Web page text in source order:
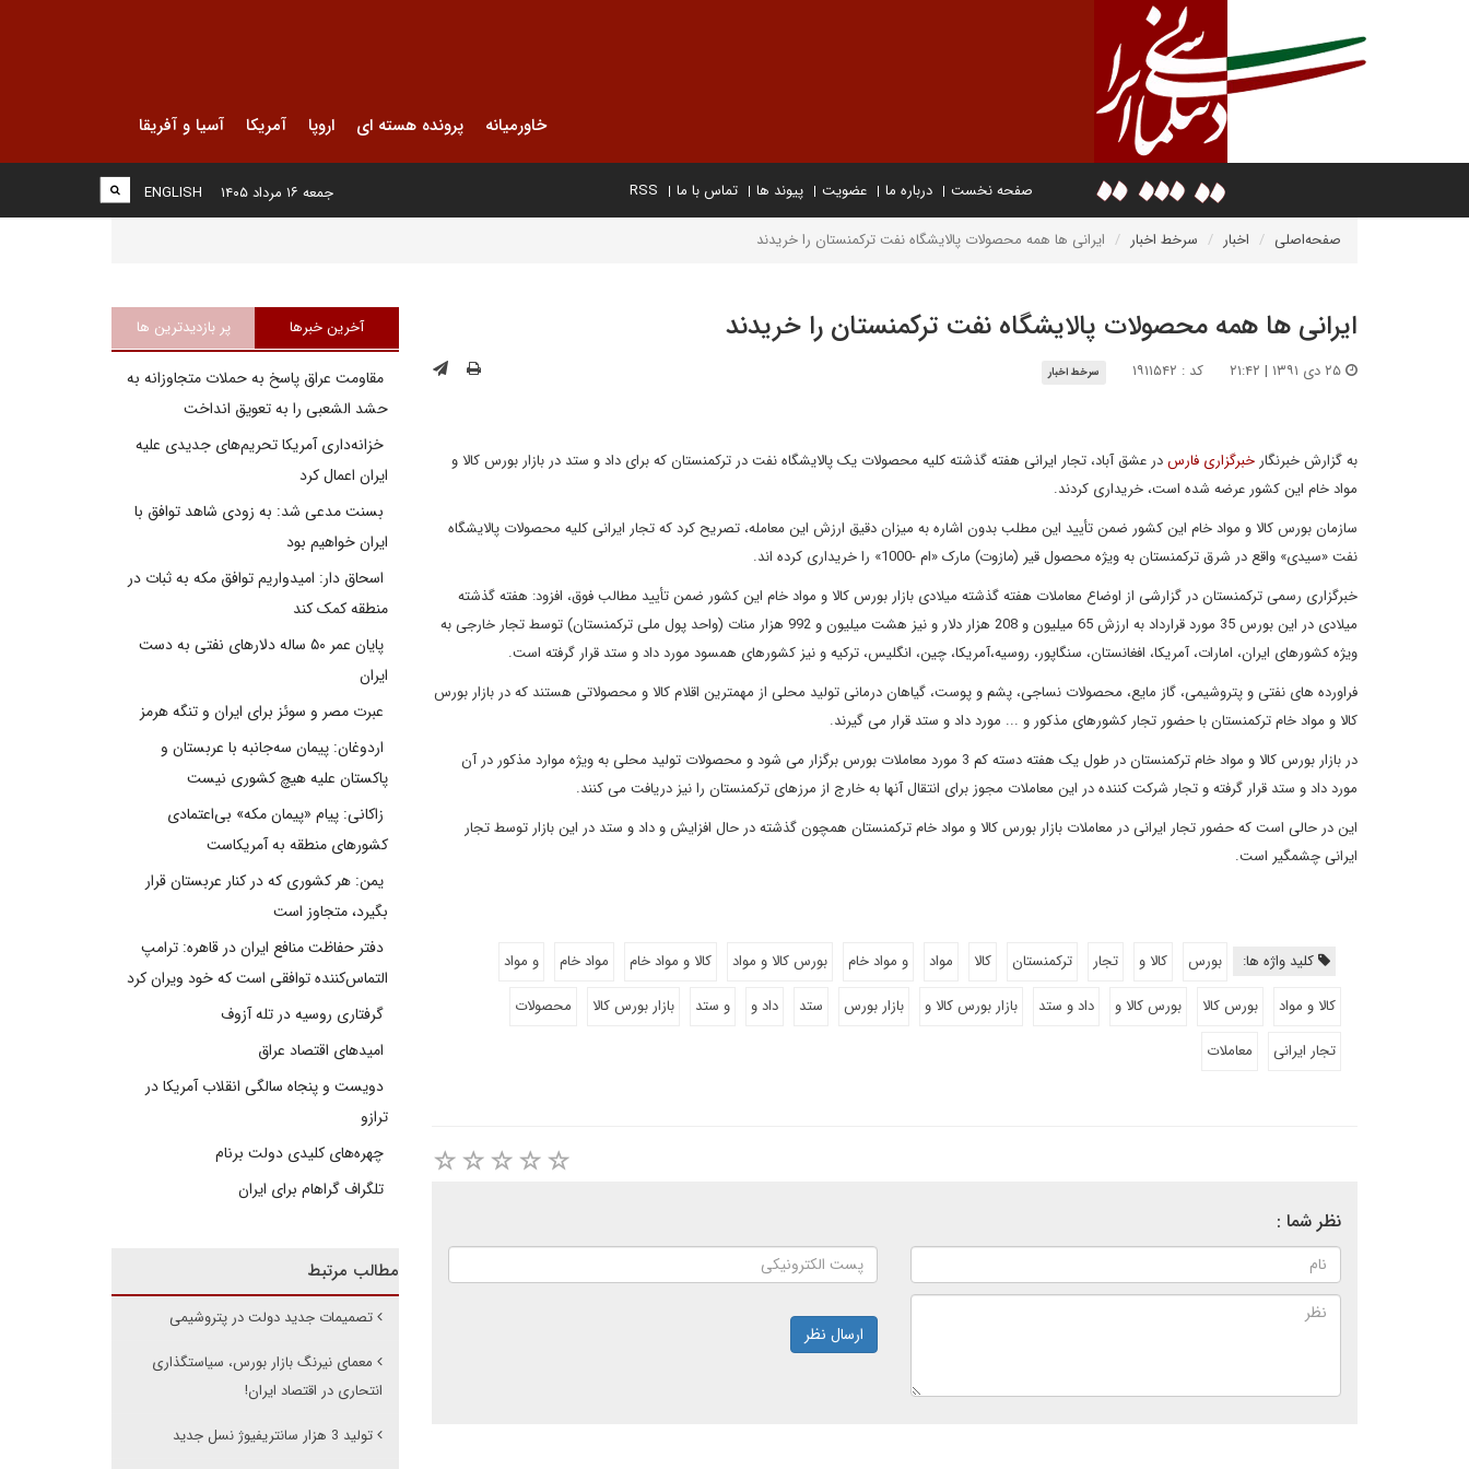
خاورمیانه پرونده هسته ای اروپا آمریکا آسیا و آفریقا
صفحه نخست درباره ما عضویت پیوند ها تماس با ما RSS
ENGLISH جمعه ۱۶ مرداد ۱۴۰۵
صفحه‌اصلی اخبار سرخط اخبار ایرانی ها همه محصولات پالایشگاه نفت ترکمنستان را خریدند
ایرانی ها همه محصولات پالایشگاه نفت ترکمنستان را خریدند
کد : ۱۹۱۱۵۴۲ سرخط اخبار
به گزارش خبرنگار خبرگزاری فارسدر عشق‏ آباد، تجار ایرانی هفته گذشته کلیه محصولات یک پالایشگاه نفت در ترکمنستان که برای داد و ستد در بازار بورس کالا و
مواد خام این کشور عرضه شده ‏است، خریداری کردند.
سازمان بورس کالا و مواد خام این کشور ضمن تأیید این مطلب بدون اشاره به میزان دقیق ارزش این معامله، تصریح کرد که تجار ایرانی کلیه محصولات پالایشگاه
نفت «سیدی» واقع در شرق ترکمنستان به ویژه محصول قیر (مازوت) مارک «ام -1000» را خریداری کرده‏ اند.
خبرگزاری رسمی ترکمنستان در گزارشی از اوضاع معاملات هفته گذشته میلادی بازار بورس کالا و مواد خام این کشور ضمن تأیید مطالب فوق، افزود: هفته گذشته
میلادی در این بورس 35 مورد قرارداد به ارزش 65 میلیون و 208 هزار دلار و نیز هشت میلیون و 992 هزار منات (واحد پول ملی ترکمنستان) توسط تجار خارجی به
ویژه کشورهای ایران، امارات، آمریکا، افغانستان، سنگاپور، روسیه،آمریکا، چین، انگلیس، ترکیه و نیز کشورهای همسود مورد داد و ستد قرار گرفته‏ است.
فراورده‏ های نفتی و پتروشیمی، گاز مایع، محصولات نساجی، پشم و پوست، گیاهان درمانی تولید محلی از مهمترین اقلام کالا و محصولاتی هستند که در بازار بورس
کالا و مواد خام ترکمنستان با حضور تجار کشورهای مذکور و ... مورد داد و ستد قرار می‏ گیرند.
در بازار بورس کالا و مواد خام ترکمنستان در طول یک هفته دسته کم 3 مورد معاملات بورس برگزار می شود و محصولات تولید محلی به ویژه موارد مذکور در آن
مورد داد و ستد قرار گرفته و تجار شرکت کننده در این معاملات مجوز برای انتقال آنها به خارج از مرزهای ترکمنستان را نیز دریافت می‏ کنند.
این در حالی است که حضور تجار ایرانی در معاملات بازار بورس کالا و مواد خام ترکمنستان همچون گذشته در حال افزایش و داد و ستد در این بازار توسط تجار
ایرانی چشمگیر است.
کلید واژه ها: بورس کالا و تجار ترکمنستان کالا مواد و مواد خام بورس کالا و مواد کالا و مواد خام مواد خام
و مواد
کالا و مواد
بورس کالا بورس کالا و داد و ستد بازار بورس کالا و بازار بورس ستد داد و و ستد بازار بورس کالا
محصولات
تجار ایرانی
معاملات
نظر شما :
ارسال نظر
آخرین خبرها پر بازدیدترین ها
مقاومت عراق پاسخ به حملات متجاوزانه به
حشد الشعبی را به تعویق انداخت
خزانه‌داری آمریکا تحریم‌های جدیدی علیه
ایران اعمال کرد
بسنت مدعی شد: به زودی شاهد توافق با
ایران خواهیم بود
اسحاق دار: امیدواریم توافق مکه به ثبات در
منطقه کمک کند
پایان عمر ۵۰ ساله دلارهای نفتی به دست
ایران
عبرت مصر و سوئز برای ایران و تنگه هرمز
اردوغان: پیمان سه‌جانبه با عربستان و
پاکستان علیه هیچ کشوری نیست
زاکانی: پیام «پیمان مکه» بی‌اعتمادی
کشورهای منطقه به آمریکاست
یمن: هر کشوری که در کنار عربستان قرار
بگیرد، متجاوز است
دفتر حفاظت منافع ایران در قاهره: ترامپ
التماس‌کننده توافقی است که خود ویران کرد
گرفتاری روسیه در تله آزوف
امیدهای اقتصاد عراق
دویست و پنجاه سالگی انقلاب آمریکا در
ترازو
چهره‌های کلیدی دولت برنام
تلگراف گراهام برای ایران
مطالب مرتبط
تصمیمات جدید دولت در پتروشیمی
معمای نیرنگ بازار بورس، سیاستگذاری
انتحاری در اقتصاد ایران!
تولید 3 هزار سانتریفیوژ نسل جدید